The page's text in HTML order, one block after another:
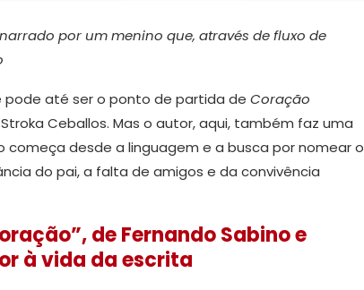
por um menino que, através de fluxo de
pode até ser o ponto de partida de Coração
Ceballos. Mas o autor, aqui, também faz uma
começa desde a linguagem e a busca por nomear o
do pai, a falta de amigos e da convivência
de Fernando Sabino e
à vida da escrita